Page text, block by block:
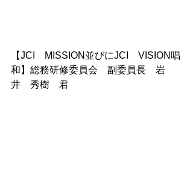
【JCI　MISSION並びにJCI　VISION唱
和】総務研修委員会　副委員長　岩
井　秀樹　君